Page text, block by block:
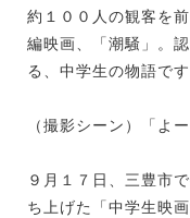
約１００人の観客を
編映画、「潮騒」。
る、中学生の物語です
（撮影シーン）「よ
９月１７日、三豊市
ち上げた「中学生映